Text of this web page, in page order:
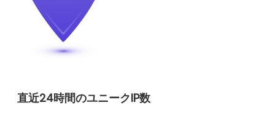
直近24時間のユニークIP数